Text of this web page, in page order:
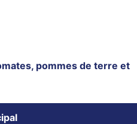
pommes de terre et